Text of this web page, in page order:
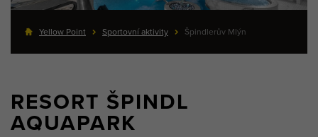
Yellow Point Sportovní aktivity Špindlerův Mlýn
RESORT ŠPINDL
AQUAPARK